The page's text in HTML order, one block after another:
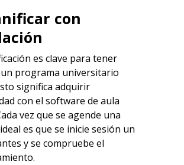
con
es clave para tener
programa universitario
significa adquirir
con el software de aula
vez que se agende una
es que se inicie sesión un
y se compruebe el